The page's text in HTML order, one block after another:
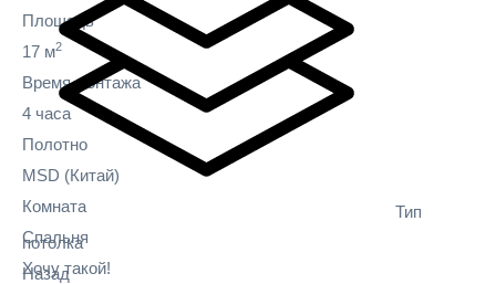
Тип
потолка
Назад
Площадь
17 м2
Время монтажа
4 часа
Полотно
MSD (Китай)
Комната
Спальня
Хочу такой!